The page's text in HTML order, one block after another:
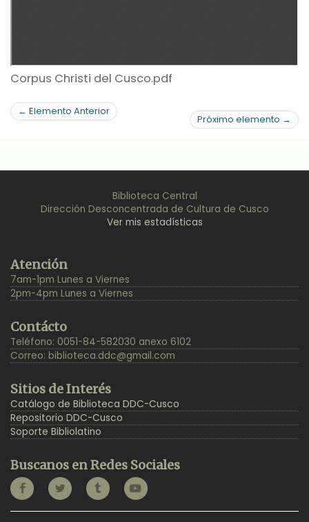
Corpus Christi del Cusco.pdf
← Elemento Anterior
Próximo elemento →
Biblioteca Central
Dirección Desconcentrada de Cultura de Cusco
Ver mis estadísticas
Top
Atención
7am-1pm Lunes a Viernes
2pm-4pm Lunes a Viernes
Contácto
Teléfono: 0051-84-582030 anexo 6102
Correo: biblioteca.ddc@gmail.com
Sitios de Interés
Catálogo de Biblioteca DDC-Cusco
Repositorio DDC-Cusco
Soporte Bibliolatino
Buscanos en Redes Sociales